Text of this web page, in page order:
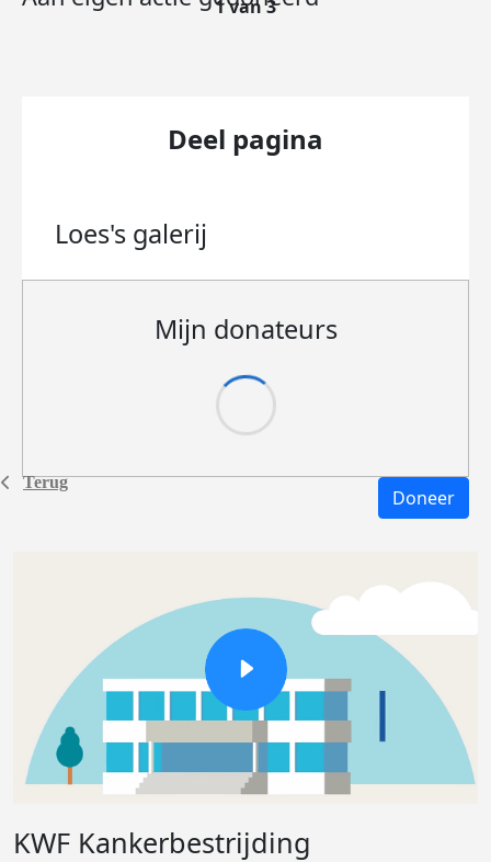
Terug
1 van 3
Deel pagina
Loes's galerij
Mijn donateurs
Doneer
KWF Kankerbestrijding